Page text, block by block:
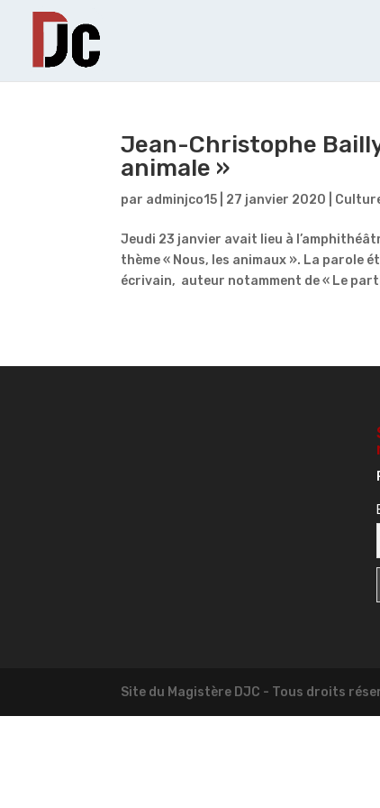
Jean-Christophe
animale »
par adminjco15 27 janvier 2020
Jeudi 23 janvier avait lieu à
thème « Nous, les animaux ». La parole
écrivain, auteur notamment de « Le
Site du Magistère DJC - Tous droits